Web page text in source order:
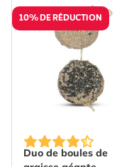
10% DE RÉDUCTION
Duo de boules de